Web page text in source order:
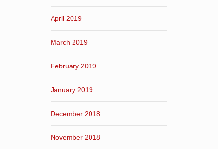
April 2019
March 2019
February 2019
January 2019
December 2018
November 2018